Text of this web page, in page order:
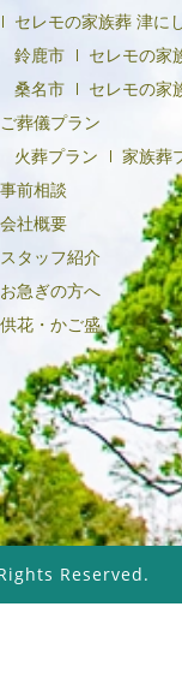
セレモの家族葬 津に
鈴鹿市
セレモの家
桑名市
セレモの家
ご葬儀プラン
火葬プラン
家族葬
事前相談
会社概要
スタッフ紹介
お急ぎの方へ
供花・かご盛
Reserved.